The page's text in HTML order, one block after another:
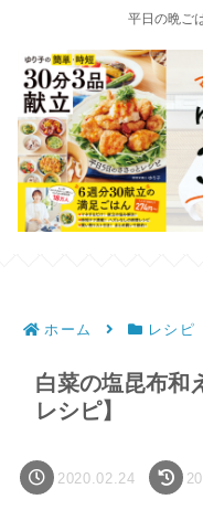
平日の晩ご
ホーム レシピ
白菜の塩昆布和
レシピ】
2020.02.24